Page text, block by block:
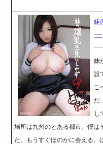
妹
----
妹
設
こ
だ
し
場所は九州のとある都市。僕は
た。もうすぐほのかに会える